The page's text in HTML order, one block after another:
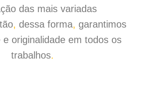
das mais variadas
, dessa forma, garantimos
e originalidade em todos os
trabalhos.